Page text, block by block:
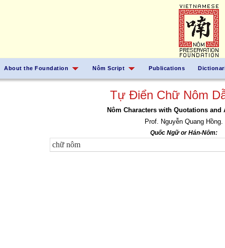
About the Foundation Nôm Script Publications
Tự Điển Chữ Nôm
Nôm Characters with Quotations and
Prof. Nguyễn Quang Hồng.
Quốc Ngữ or Hán-Nôm: